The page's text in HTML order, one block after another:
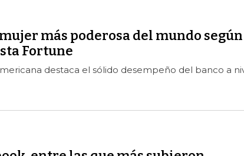
más poderosa del mundo según
Fortune
destaca el sólido desempeño del banco a